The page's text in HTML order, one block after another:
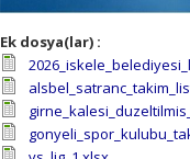
Ek dosya(lar) :